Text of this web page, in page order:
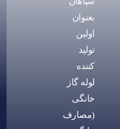
بعنوان
اولین
تولید
کننده
لوله گاز
خانگی
(مصارف